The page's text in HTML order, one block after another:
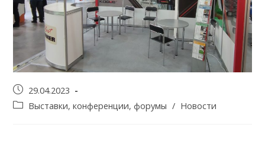
29.04.2023
Выставки, конференции, форумы / Новости